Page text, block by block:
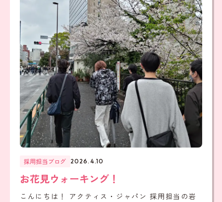
採用担当ブログ 2026.4.10
お花見ウォーキング！
こんにちは！ アクティス・ジャパン 採用担当の岩